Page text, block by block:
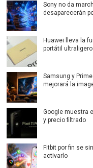
Sony no da
desaparecerán
Huawei lleva la
portátil ultraligero
Samsung y
mejorará la
Google muestra
y precio filtrado
Fitbit por fin se
activarlo